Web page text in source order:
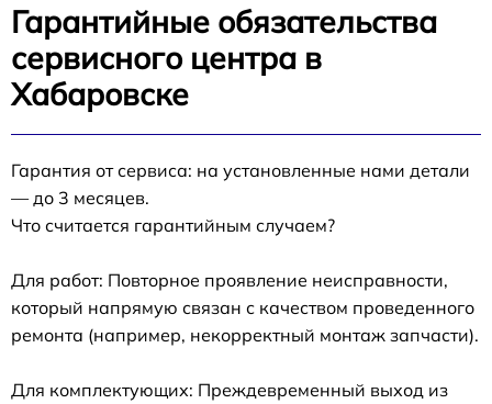
Гарантийные обязательства
сервисного центра в
Хабаровске
Гарантия от сервиса: на установленные нами детали
— до 3 месяцев.
Что считается гарантийным случаем?
Для работ: Повторное проявление неисправности,
который напрямую связан с качеством проведенного
ремонта (например, некорректный монтаж запчасти).
Для комплектующих: Преждевременный выход из